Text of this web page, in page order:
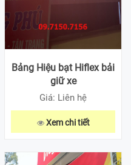
Bảng Hiệu bạt Hiflex bải
giữ xe
Giá: Liên hệ
Xem chi tiết